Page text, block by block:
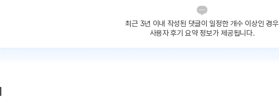
최근 3년 이내 작성된 댓글이 일정한 개수 이상인 경우
사용자 후기 요약 정보가 제공됩니다.